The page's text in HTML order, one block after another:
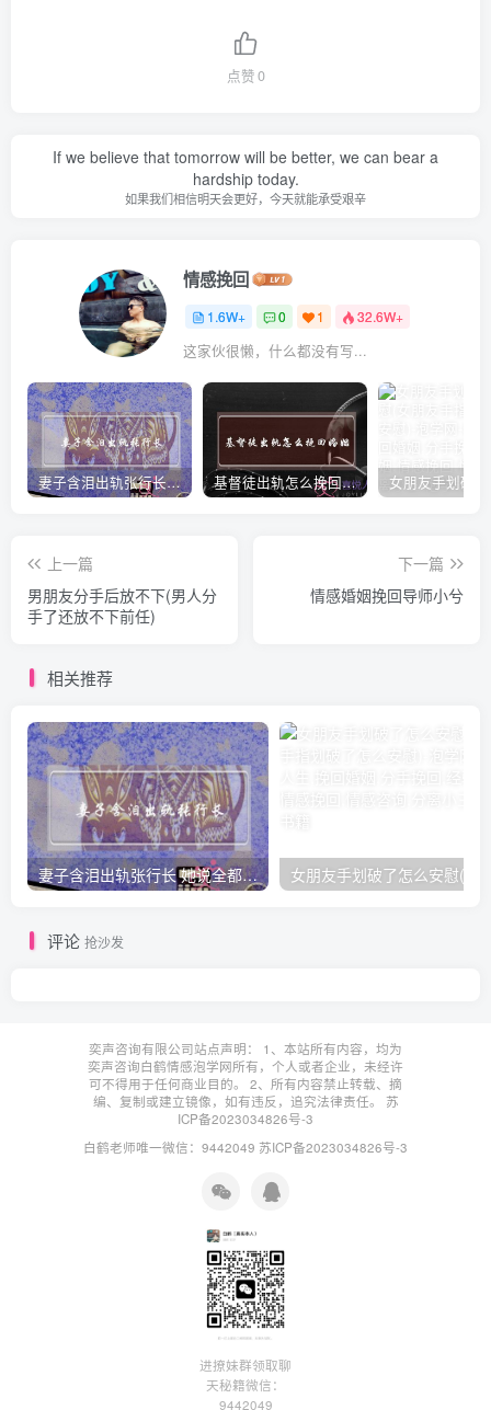
点赞0
If we believe that tomorrow will be better, we can bear a
hardship today.
如果我们相信明天会更好，今天就能承受艰辛
情感挽回
1.6W+ 0 1 32.6W+
这家伙很懒，什么都没有写...
妻子含泪出轨张行长 她说全都是因为家中 基督徒出轨怎么挽回婚姻(基督徒面对出轨婚姻)
上一篇
男朋友分手后放不下(男人分
手了还放不下前任)
下一篇
情感婚姻挽回导师小兮
相关推荐
妻子含泪出轨张行长 她说全都是因为家中
评论 抢沙发
奕声咨询有限公司站点声明： 1、本站所有内容，均为
奕声咨询白鹤情感泡学网所有，个人或者企业，未经许
可不得用于任何商业目的。 2、所有内容禁止转载、摘
编、复制或建立镜像，如有违反，追究法律责任。 苏
ICP备2023034826号-3
白鹤老师唯一微信：9442049 苏ICP备2023034826号-3
进撩妹群领取聊
天秘籍微信：
9442049